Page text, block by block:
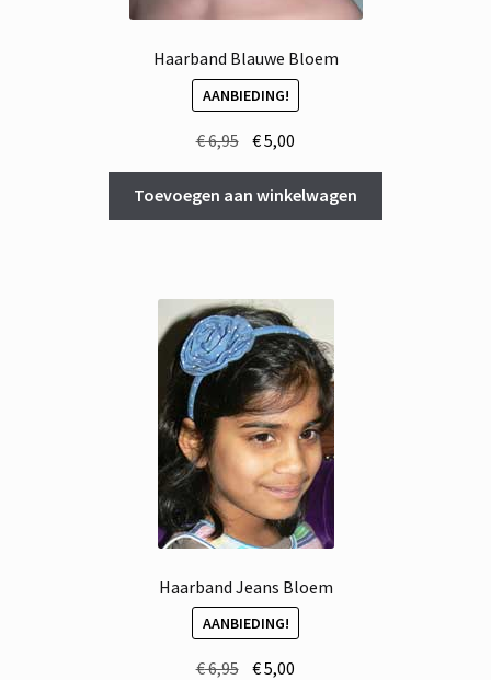
Haarband Blauwe Bloem
AANBIEDING!
€6,95 Oorspronkelijke
was:
€ 6,95.
€5,00
is:
€ 5,00.
Toevoegen aan winkelwagen
Haarband Jeans Bloem
AANBIEDING!
€6,95 Oorspronkelijke
€5,00